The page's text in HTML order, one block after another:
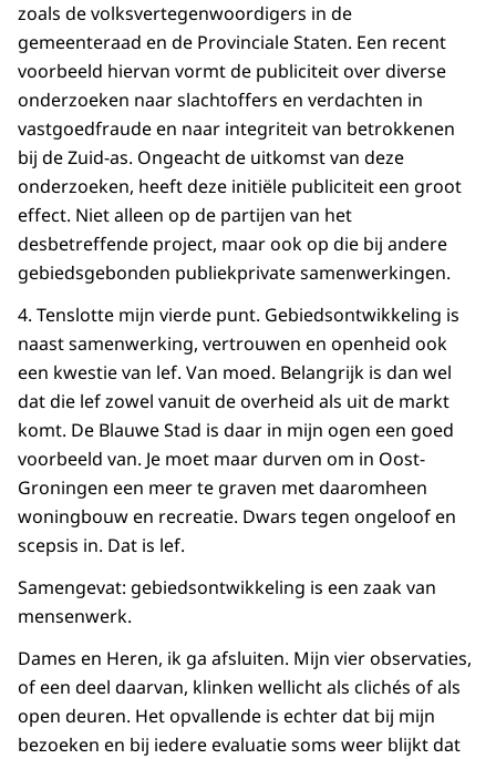
zoals de volksvertegenwoordigers in de
gemeenteraad en de Provinciale Staten. Een recent
voorbeeld hiervan vormt de publiciteit over diverse
onderzoeken naar slachtoffers en verdachten in
vastgoedfraude en naar integriteit van betrokkenen
bij de Zuid-as. Ongeacht de uitkomst van deze
onderzoeken, heeft deze initiële publiciteit een groot
effect. Niet alleen op de partijen van het
desbetreffende project, maar ook op die bij andere
gebiedsgebonden publiekprivate samenwerkingen.
4. Tenslotte mijn vierde punt. Gebiedsontwikkeling is
naast samenwerking, vertrouwen en openheid ook
een kwestie van lef. Van moed. Belangrijk is dan wel
dat die lef zowel vanuit de overheid als uit de markt
komt. De Blauwe Stad is daar in mijn ogen een goed
voorbeeld van. Je moet maar durven om in Oost-
Groningen een meer te graven met daaromheen
woningbouw en recreatie. Dwars tegen ongeloof en
scepsis in. Dat is lef.
Samengevat: gebiedsontwikkeling is een zaak van
mensenwerk.
Dames en Heren, ik ga afsluiten. Mijn vier observaties,
of een deel daarvan, klinken wellicht als clichés of als
open deuren. Het opvallende is echter dat bij mijn
bezoeken en bij iedere evaluatie soms weer blijkt dat